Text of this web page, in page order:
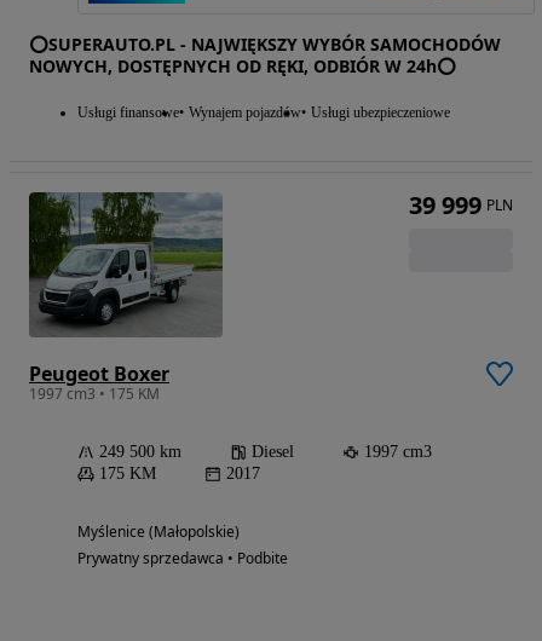
⭕SUPERAUTO.PL - NAJWIĘKSZY WYBÓR SAMOCHODÓW
NOWYCH, DOSTĘPNYCH OD RĘKI, ODBIÓR W 24h⭕
Usługi finansowe Wynajem pojazdów Usługi ubezpieczeniowe
Peugeot Boxer
1997 cm3 • 175 KM
249 500 km Diesel
1997 cm3
175 KM
2017
Myślenice (Małopolskie)
Prywatny sprzedawca • Podbite
39 999 PLN